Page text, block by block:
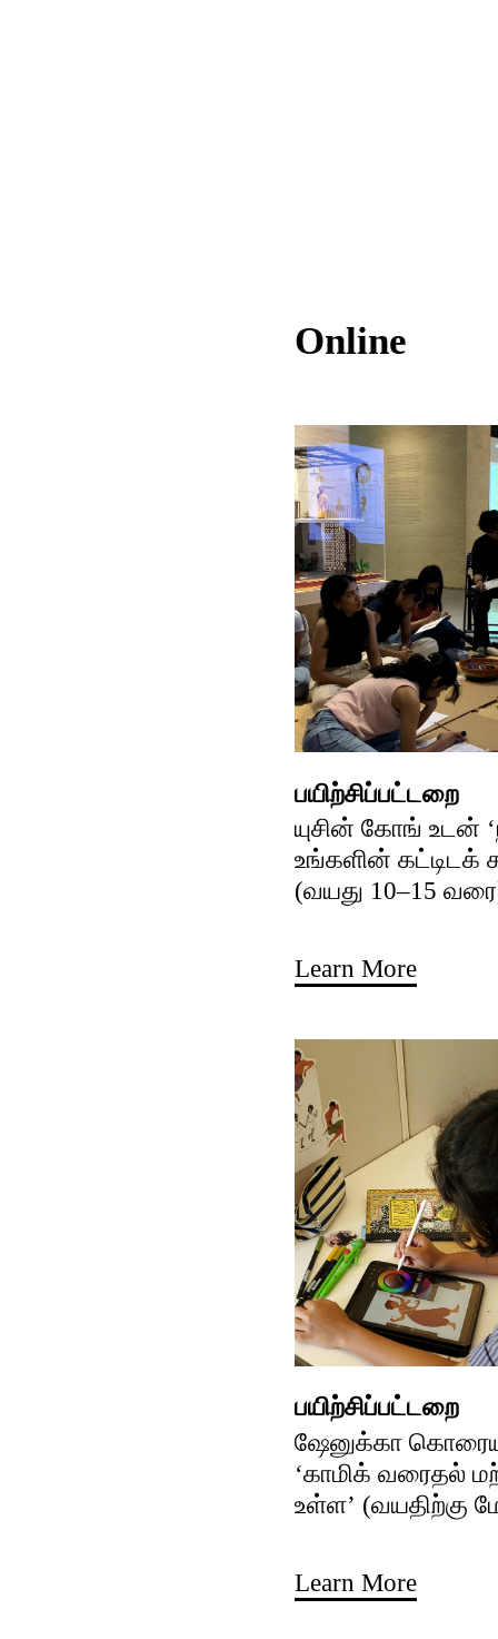
Online
பயிற்சிப்பட்டறை
யுசின் கோங் உடன்
உங்களின் கட்டிடக்
(வயது 10–15
Learn More
பயிற்சிப்பட்டறை
ஷேனுக்கா
‘காமிக் வரைதல்
உள்ள’ (வயதிற்கு
Learn More